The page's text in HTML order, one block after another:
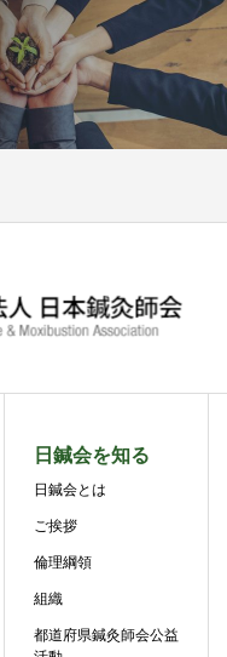
日鍼会を知る
日鍼会とは
ご挨拶
倫理綱領
組織
都道府県鍼灸師会公益